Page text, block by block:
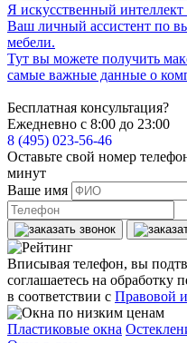
Я искусственный интеллект
Ваш личный ассистент по
мебели.
Тут вы можете получить
самые важные данные о
Бесплатная консультация?
Ежедневно с 8:00 до 23:00
8 (495) 023-56-46
Оставьте свой номер
минут
Ваше имя
Вписывая телефон, вы
соглашаетесь на обработку
в соответствии с Правовой
Пластиковые окна